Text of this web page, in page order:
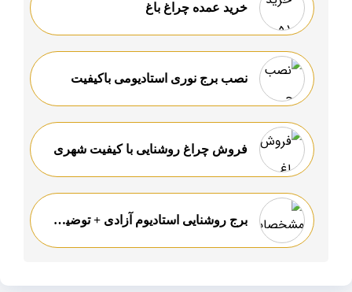
خرید عمده چراغ باغ
نصب برج نوری استادیومی باکیفیت
فروش چراغ روشنایی با کیفیت شهری
برج روشنایی استادیوم آزادی + توضیحات کامل